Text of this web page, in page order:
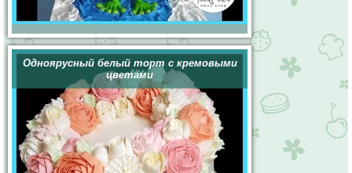
Одноярусный белый торт с кремовыми
цветами